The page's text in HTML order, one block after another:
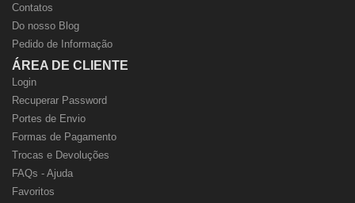
Contatos
Do nosso Blog
Pedido de Informação
ÁREA DE CLIENTE
Login
Recuperar Password
Portes de Envio
Formas de Pagamento
Trocas e Devoluções
FAQs - Ajuda
Favoritos